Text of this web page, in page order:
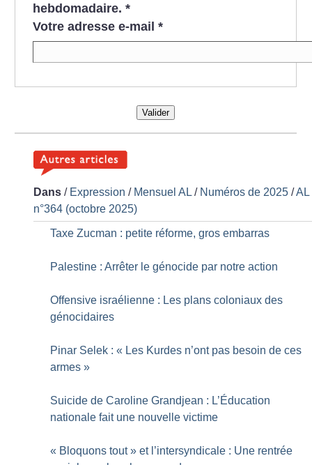
hebdomadaire. *
Votre adresse e-mail *
Valider
Dans / Expression / Mensuel AL / Numéros de 2025 /AL
n°364 (octobre 2025)
Taxe Zucman : petite réforme, gros embarras
Palestine : Arrêter le génocide par notre action
Offensive israélienne : Les plans coloniaux des
génocidaires
Pinar Selek : « Les Kurdes n’ont pas besoin de ces
armes »
Suicide de Caroline Grandjean : L’Éducation
nationale fait une nouvelle victime
« Bloquons tout » et l’intersyndicale : Une rentrée